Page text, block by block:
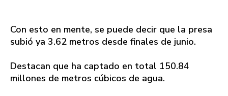
Con esto en mente, se puede decir que la presa
subió ya 3.62 metros desde finales de junio.
Destacan que ha captado en total 150.84
millones de metros cúbicos de agua.